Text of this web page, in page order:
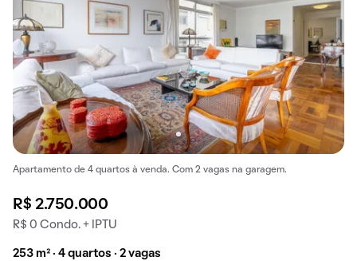
Apartamento de 4 quartos à venda. Com 2 vagas na garagem.
R$ 2.750.000
R$ 0 Condo. + IPTU
253 m² · 4 quartos · 2 vagas